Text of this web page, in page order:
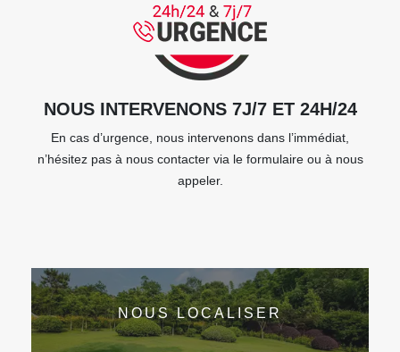
NOUS INTERVENONS 7J/7 ET 24H/24
En cas d’urgence, nous intervenons dans l’immédiat,
n’hésitez pas à nous contacter via le formulaire ou à nous
appeler.
NOUS LOCALISER